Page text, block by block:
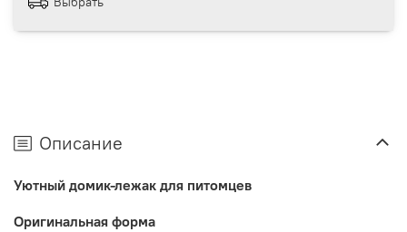
Описание
Уютный домик-лежак для питомцев
Оригинальная форма